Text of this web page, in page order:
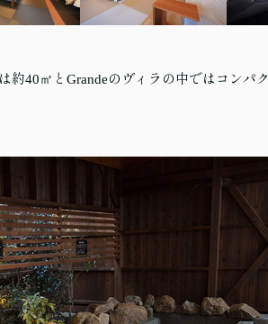
約40㎡とGrandeのヴィラの中ではコンパク